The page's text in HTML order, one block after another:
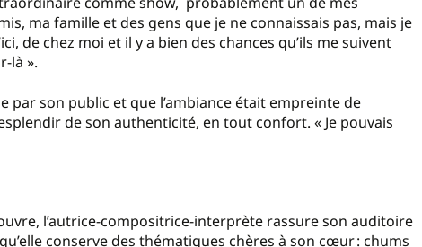
ma famille et des gens que je ne connaissais pas, mais je
de chez moi et il y a bien des chances qu’ils me suivent
là ».
par son public et que l’ambiance était empreinte de
de son authenticité, en tout confort. « Je pouvais
l’autrice-compositrice-interprète rassure son auditoire
conserve des thématiques chères à son cœur : chums